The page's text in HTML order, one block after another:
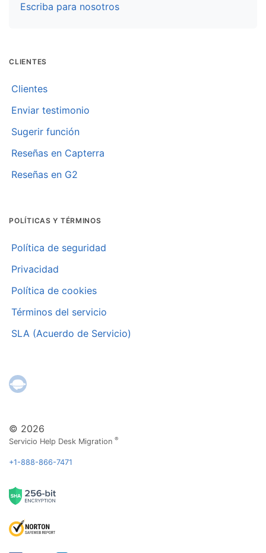
© 2026
Servicio Help Desk Migration®
+1-888-866-7471
Escriba para nosotros
CLIENTES
Clientes
Enviar testimonio
Sugerir función
Reseñas en Capterra
Reseñas en G2
POLÍTICAS Y TÉRMINOS
Política de seguridad
Privacidad
Política de cookies
Términos del servicio
SLA (Acuerdo de Servicio)